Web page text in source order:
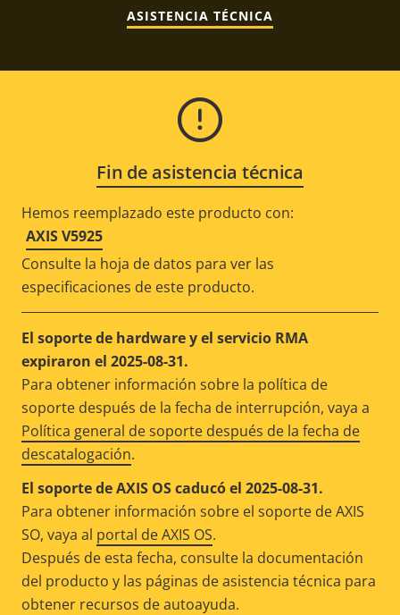
ASISTENCIA TÉCNICA
Fin de asistencia técnica
Hemos reemplazado este producto con:
AXIS V5925
Consulte la hoja de datos para ver las
especificaciones de este producto.
El soporte de hardware y el servicio RMA
expiraron el 2025-08-31.
Para obtener información sobre la política de
soporte después de la fecha de interrupción, vaya a
Política general de soporte después de la fecha de
descatalogación.
El soporte de AXIS OS caducó el 2025-08-31.
Para obtener información sobre el soporte de AXIS
SO, vaya al portal de AXIS OS.
Después de esta fecha, consulte la documentación
del producto y las páginas de asistencia técnica para
obtener recursos de autoayuda.